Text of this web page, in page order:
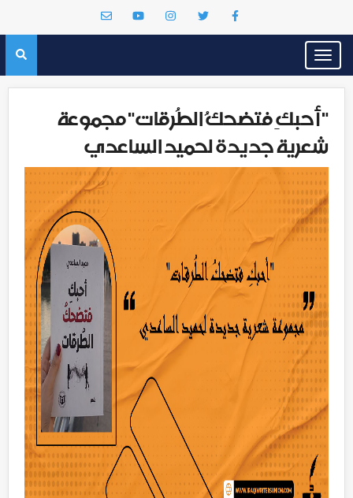
Toggle
navigation
"أحبكِ فتضحكُ الطُرقات" مجموعة
شعرية جديدة لحميد الساعدي